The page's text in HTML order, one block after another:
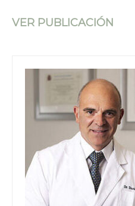
VER PUBLICACIÓN